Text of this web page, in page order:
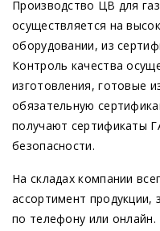
Производство ЦВ для
осуществляется на
оборудовании, из
Контроль качества
изготовления, готовые
обязательную
получают сертификаты
безопасности.
На складах компании
ассортимент продукции,
по телефону или